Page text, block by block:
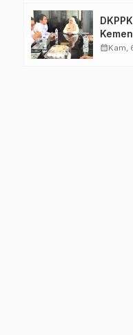
calendar_monthKam,